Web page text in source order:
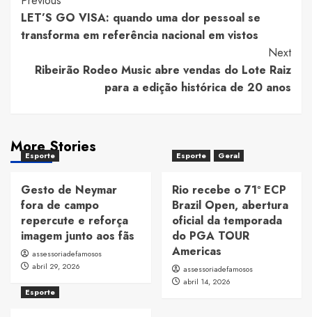
Navigation
LET’S GO VISA: quando uma dor pessoal se
transforma em referência nacional em vistos
Next
Ribeirão Rodeo Music abre vendas do Lote Raiz
para a edição histórica de 20 anos
More Stories
Esporte
Gesto de Neymar
fora de campo
repercute e reforça
imagem junto aos fãs
assessoriadefamosos
abril 29, 2026
Esporte Geral
Rio recebe o 71º ECP
Brazil Open, abertura
oficial da temporada
do PGA TOUR
Americas
assessoriadefamosos
abril 14, 2026
Esporte